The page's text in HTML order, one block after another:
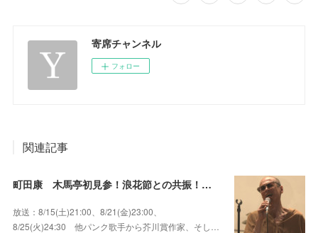
寄席チャンネル
フォロー
関連記事
町田康 木馬亭初見参！浪花節との共振！～マチダ地蔵尊 他
放送：8/15(土)21:00、8/21(金)23:00、
8/25(火)24:30 他パンク歌手から芥川賞作家、そし…